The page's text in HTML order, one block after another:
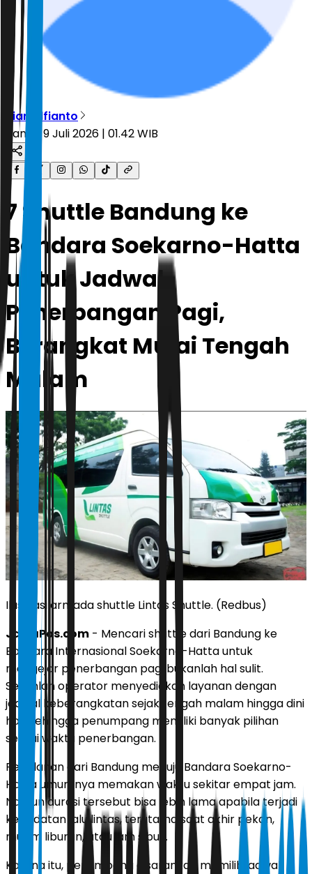
Rian Alfianto
Kamis, 9 Juli 2026 | 01.42 WIB
7 Shuttle Bandung ke
Bandara Soekarno-Hatta
untuk Jadwal
Penerbangan Pagi,
Berangkat Mulai Tengah
Malam
Ilustrasi armada shuttle Lintas Shuttle. (Redbus)
JawaPos.com - Mencari shuttle dari Bandung ke
Bandara Internasional Soekarno-Hatta untuk
mengejar penerbangan pagi bukanlah hal sulit.
Sejumlah operator menyediakan layanan dengan
jadwal keberangkatan sejak tengah malam hingga dini
hari sehingga penumpang memiliki banyak pilihan
sesuai waktu penerbangan.
Perjalanan dari Bandung menuju Bandara Soekarno-
Hatta umumnya memakan waktu sekitar empat jam.
Namun durasi tersebut bisa lebih lama apabila terjadi
kepadatan lalu lintas, terutama saat akhir pekan,
musim liburan, atau jam sibuk.
Karena itu, penumpang disarankan memilih jadwal